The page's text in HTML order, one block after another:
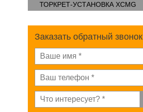
ТОРКРЕТ-УСТАНОВКА XCMG
Заказать обратный звонок